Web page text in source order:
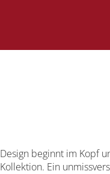
Design beginnt im Kopf
Kollektion. Ein